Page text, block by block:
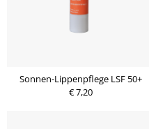
Sonnen-Lippenpflege LSF 50+
€ 7,20